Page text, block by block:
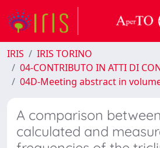
IRIS
IRIS TORINO
04-CONTRIBUTO IN ATTI DI
04D-Meeting abstract in
A comparison
calculated and